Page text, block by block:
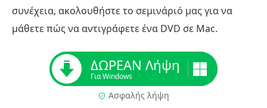
συνέχεια, ακολουθήστε το σεμινάριό μας για να
μάθετε πώς να αντιγράφετε ένα DVD σε Mac.
ΔΩΡΕΑΝ Λήψη
Για Windows
Ασφαλής λήψη